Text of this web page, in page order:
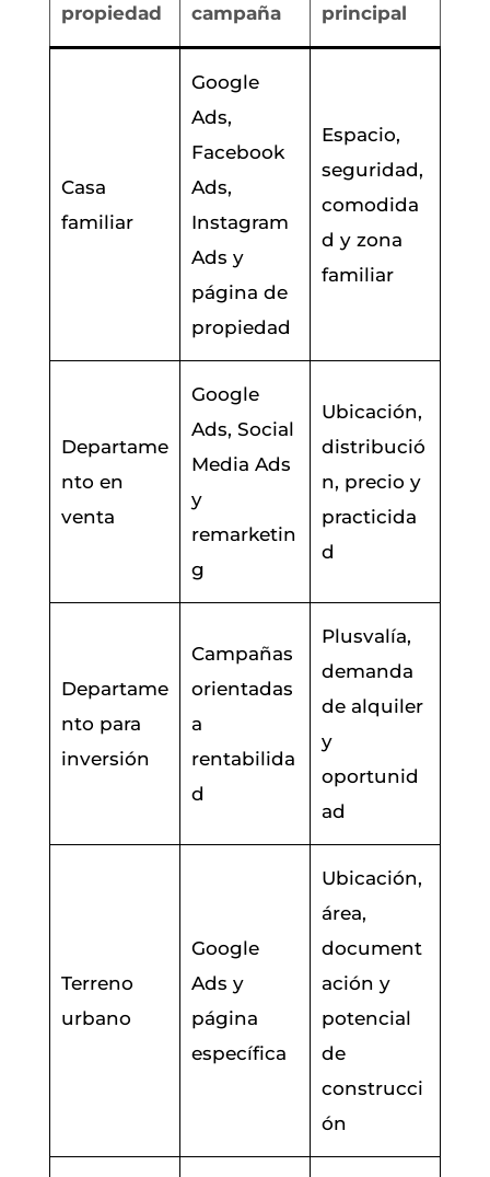
propiedad
campaña
principal
Casa
familiar
Google
Ads,
Facebook
Ads,
Instagram
Ads y
página de
propiedad
Espacio,
seguridad,
comodida
d y zona
familiar
Departame
nto en
venta
Google
Ads, Social
Media Ads
y
remarketin
g
Ubicación,
distribució
n, precio y
practicida
d
Departame
nto para
inversión
Campañas
orientadas
a
rentabilida
d
Plusvalía,
demanda
de alquiler
y
oportunid
ad
Terreno
urbano
Google
Ads y
página
específica
Ubicación,
área,
document
ación y
potencial
de
construcci
ón